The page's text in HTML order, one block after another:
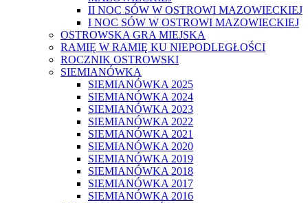
II NOC SÓW W OSTROWI MAZOWIECKIEJ
I NOC SÓW W OSTROWI MAZOWIECKIEJ
OSTROWSKA GRA MIEJSKA
RAMIĘ W RAMIĘ KU NIEPODLEGŁOŚCI
ROCZNIK OSTROWSKI
SIEMIANÓWKA
SIEMIANÓWKA 2025
SIEMIANÓWKA 2024
SIEMIANÓWKA 2023
SIEMIANÓWKA 2022
SIEMIANÓWKA 2021
SIEMIANÓWKA 2020
SIEMIANÓWKA 2019
SIEMIANÓWKA 2018
SIEMIANÓWKA 2017
SIEMIANÓWKA 2016